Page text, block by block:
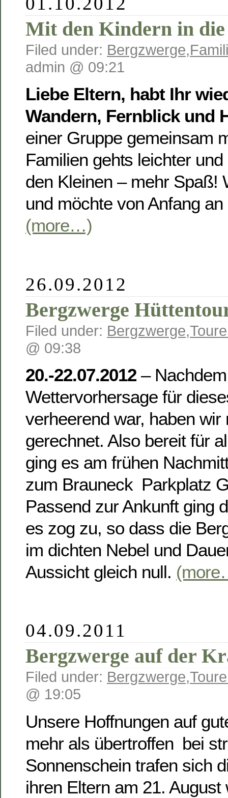
Mit den Kindern in die
Filed under: Bergzwerge,
admin @ 09:21
Liebe Eltern, habt Ihr
Wandern, Fernblick und
einer Gruppe gemeinsam
Familien gehts leichter
den Kleinen – mehr Spaß!
und möchte von Anfang
(more…)
26.09.2012
Bergzwerge
Filed under: Bergzwerge,
@ 09:38
20.-22.07.2012 –
Wettervorhersage für
verheerend war, haben wir
gerechnet. Also bereit für
ging es am frühen
zum Brauneck  Parkplatz
Passend zur Ankunft ging
es zog zu, so dass die
im dichten Nebel und
Aussicht gleich null.
04.09.2011
Bergzwerge auf der
Filed under: Bergzwerge,
@ 19:05
Unsere Hoffnungen auf
mehr als übertroffen  bei
Sonnenschein trafen sich
ihren Eltern am 21. August